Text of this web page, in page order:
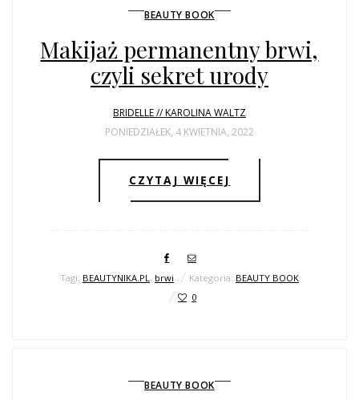
BEAUTY BOOK
Makijaż permanentny brwi,
czyli sekret urody
BRIDELLE // KAROLINA WALTZ
PONIEDZIAŁEK, 4 KWIETNIA, 2022
CZYTAJ WIĘCEJ
Tagi: BEAUTYNIKA.PL, brwi Kategoria: BEAUTY BOOK
0
BEAUTY BOOK